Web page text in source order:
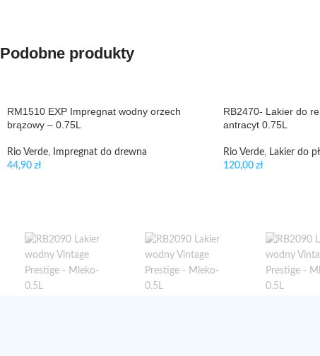
Podobne produkty
RM1510 EXP Impregnat wodny orzech
brązowy – 0.75L
Rio Verde,
Impregnat do drewna
44,90 zł
RB2470- Lakier do
antracyt 0.75L
Rio Verde, Lakier do
120,00 zł